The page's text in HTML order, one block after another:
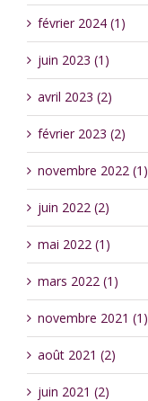
février 2024 (1)
juin 2023 (1)
avril 2023 (2)
février 2023 (2)
novembre 2022 (1)
juin 2022 (2)
mai 2022 (1)
mars 2022 (1)
novembre 2021 (1)
août 2021 (2)
juin 2021 (2)